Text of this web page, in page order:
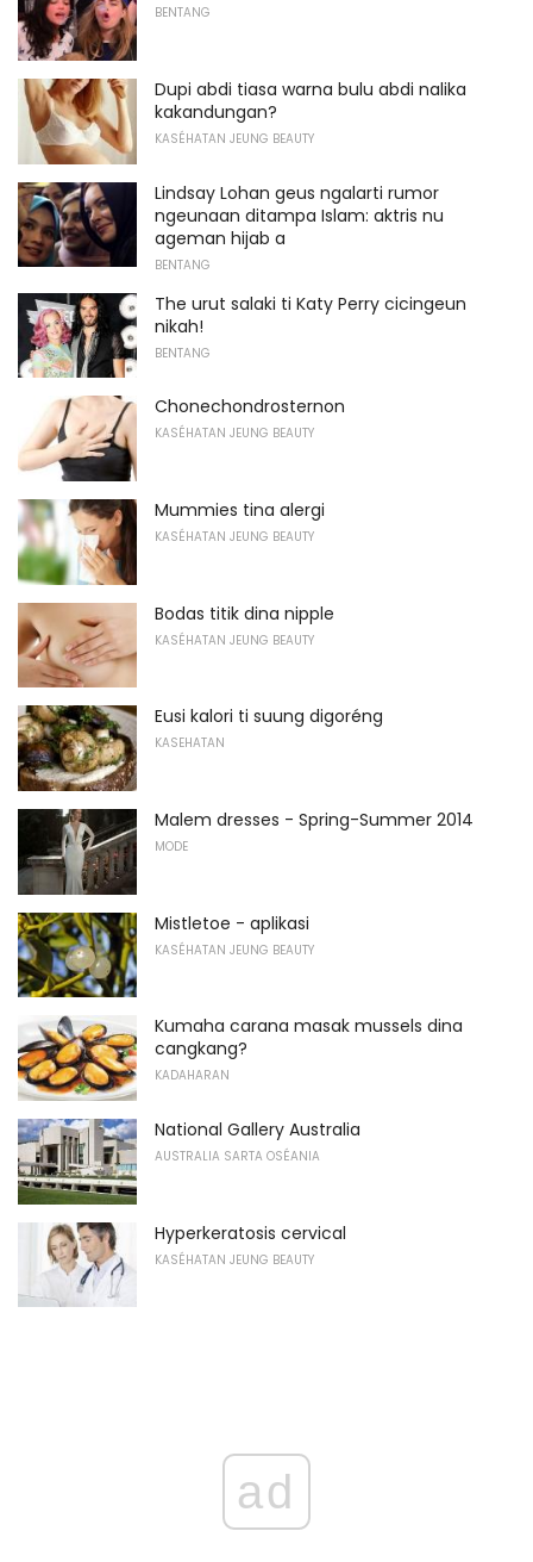
BENTANG
Dupi abdi tiasa warna bulu abdi nalika
kakandungan?
KASÉHATAN JEUNG BEAUTY
Lindsay Lohan geus ngalarti rumor
ngeunaan ditampa Islam: aktris nu
ageman hijab a
BENTANG
The urut salaki ti Katy Perry cicingeun
nikah!
BENTANG
Chonechondrosternon
KASÉHATAN JEUNG BEAUTY
Mummies tina alergi
KASÉHATAN JEUNG BEAUTY
Bodas titik dina nipple
KASÉHATAN JEUNG BEAUTY
Eusi kalori ti suung digoréng
KASEHATAN
Malem dresses - Spring-Summer 2014
MODE
Mistletoe - aplikasi
KASÉHATAN JEUNG BEAUTY
Kumaha carana masak mussels dina
cangkang?
KADAHARAN
National Gallery Australia
AUSTRALIA SARTA OSÉANIA
Hyperkeratosis cervical
KASÉHATAN JEUNG BEAUTY
ad